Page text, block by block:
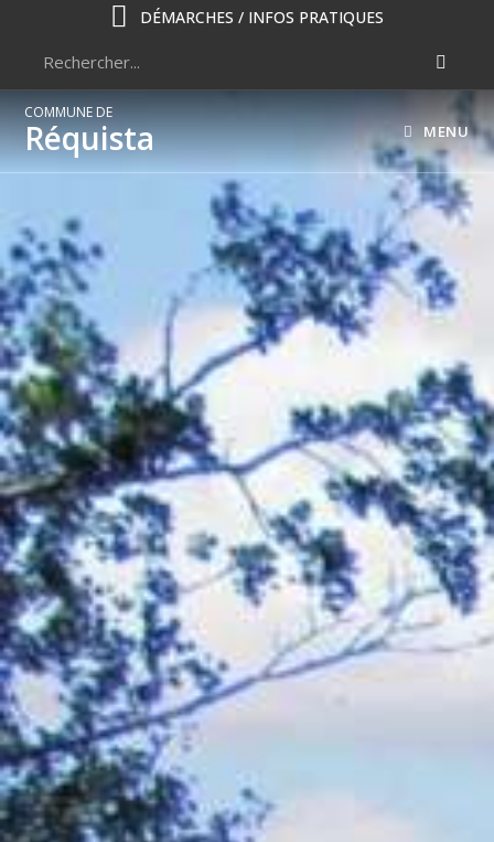
DÉMARCHES / INFOS PRATIQUES
COMMUNE DE
Réquista MENU